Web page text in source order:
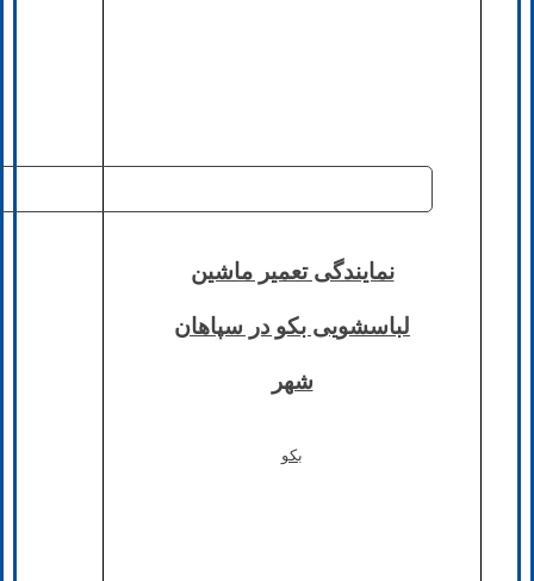
نمایندگی تعمیر ماشین
لباسشویی بکو در سپاهان
شهر
بکو